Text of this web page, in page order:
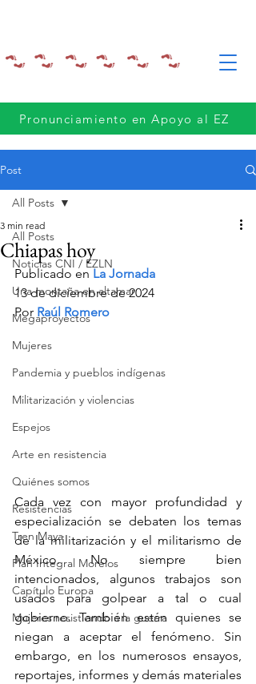
Pronunciamiento en Apoyo al EZ
Post
All Posts
Noticias CNI / EZLN
Una montaña en altamar
Megaproyectos
Mujeres
Pandemia y pueblos indígenas
Militarización y violencias
Espejos
Arte en resistencia
Quiénes somos
Resistencias
Tren Maya
Plan Integral Morelos
Capítulo Europa
Mujeres resistiendo a la guerra
All Posts
Chiapas hoy
3 min read
Publicado en La Jornada
13 de diciembre de 2024
Por Raúl Romero
Cada vez con mayor profundidad y
especialización se debaten los temas
de la militarización y el militarismo de
México. No siempre bien
intencionados, algunos trabajos son
usados para golpear a tal o cual
gobierno. También están quienes se
niegan a aceptar el fenómeno. Sin
embargo, en los numerosos ensayos,
reportajes, informes y demás materiales